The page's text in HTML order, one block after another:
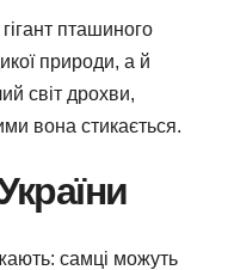
пташиного
природи, а й
світ дрохви,
вона стикається.
самці можуть